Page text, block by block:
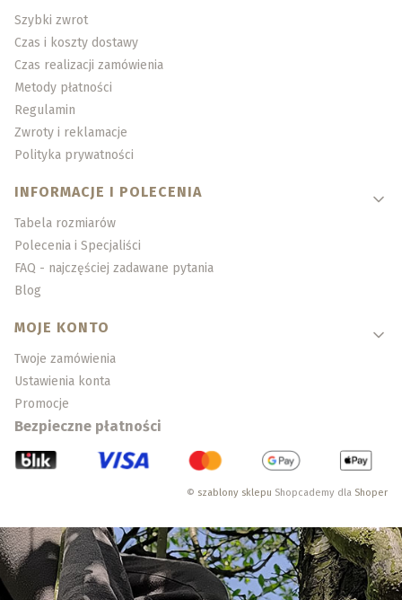
Szybki zwrot
Czas i koszty dostawy
Czas realizacji zamówienia
Metody płatności
Regulamin
Zwroty i reklamacje
Polityka prywatności
INFORMACJE I POLECENIA
Tabela rozmiarów
Polecenia i Specjaliści
FAQ - najczęściej zadawane pytania
Blog
MOJE KONTO
Twoje zamówienia
Ustawienia konta
Promocje
Bezpieczne płatności
© szablony sklepu Shopcademy dla Shoper